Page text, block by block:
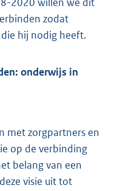
zodat
hij nodig heeft.
onderwijs in
met zorgpartners en
op de verbinding
belang van een
visie uit tot